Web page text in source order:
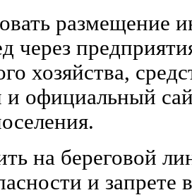
размещение
через
хозяйства,
официальный
на береговой
и запрете